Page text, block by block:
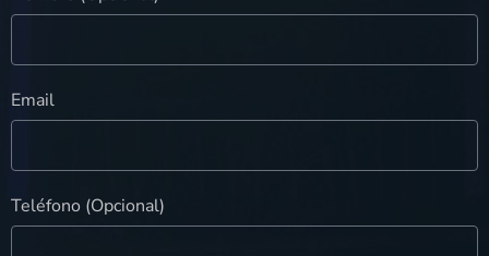
Email
Teléfono (Opcional)